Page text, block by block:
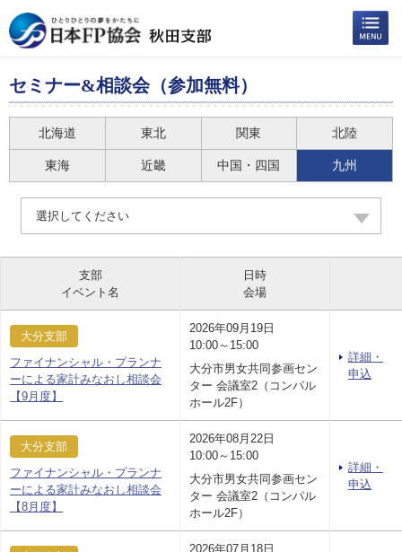
セミナー&相談会（参加無料）
北海道 東北 関東 北陸
東海 近畿 中国・四国 九州
選択してください
支部
イベント名
日時
会場
大分支部
ファイナンシャル・プランナ
ーによる家計みなおし相談会
【9月度】
2026年09月19日
10:00～15:00
大分市男女共同参画セン
ター 会議室2（コンパル
ホール2F）
詳細・
申込
大分支部
ファイナンシャル・プランナ
ーによる家計みなおし相談会
【8月度】
2026年08月22日
10:00～15:00
大分市男女共同参画セン
ター 会議室2（コンパル
ホール2F）
詳細・
申込
2026年07月18日